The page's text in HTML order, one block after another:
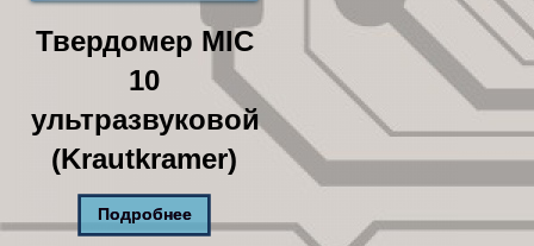
Твердомер MIC
10
ультразвуковой
(Krautkramer)
Подробнее